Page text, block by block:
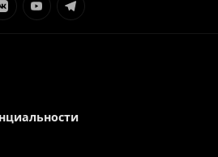
ЭлементЭлемент